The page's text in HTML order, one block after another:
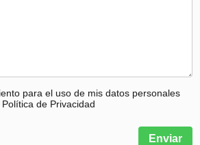
para el uso de mis datos personales
de Privacidad
Enviar